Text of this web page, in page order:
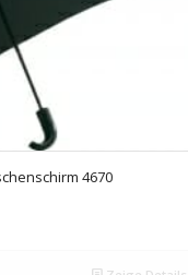
4670